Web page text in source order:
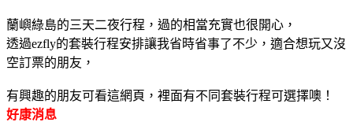
蘭嶼綠島的三天二夜行程，過的相當充實也很開心，
透過ezfly的套裝行程安排讓我省時省事了不少，適合想玩又沒
空訂票的朋友，
有興趣的朋友可看這網頁，裡面有不同套裝行程可選擇噢！
好康消息